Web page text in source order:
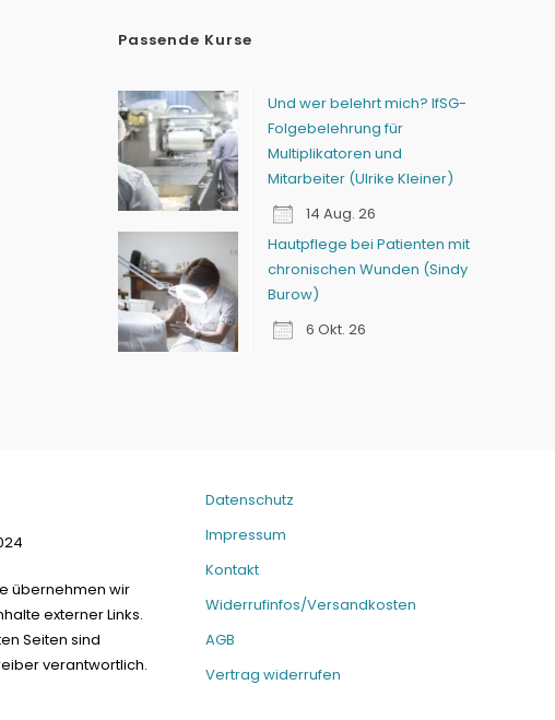
Passende Kurse
Und wer belehrt mich? IfSG-
Folgebelehrung für
Multiplikatoren und
Mitarbeiter (Ulrike Kleiner)
14 Aug. 26
Hautpflege bei Patienten mit
chronischen Wunden (Sindy
Burow)
6 Okt. 26
übernehmen wir
externer Links.
Seiten sind
verantwortlich.
Datenschutz
Impressum
Kontakt
Widerrufinfos/Versandkosten
AGB
Vertrag widerrufen